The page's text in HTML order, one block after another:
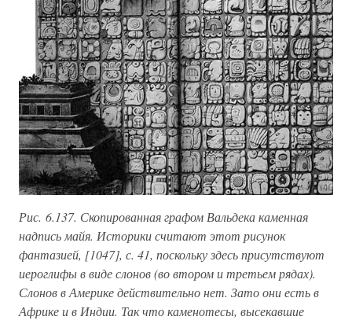
Рис. 6.137. Скопированная графом Вальдека каменная
надпись майя. Историки считают этот рисунок
фантазией, [1047], с. 41, поскольку здесь присутствуют
иероглифы в виде слонов (во втором и третьем рядах).
Слонов в Америке действительно нет. Зато они есть в
Африке и в Индии. Так что каменотесы, высекавшие